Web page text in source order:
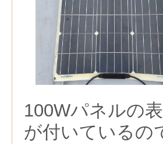
100Wパネルの
が付いているの